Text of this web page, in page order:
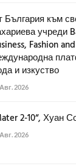
България към
учреди
Fashion
и изкуство
2026
2-10“, Хуан
2026